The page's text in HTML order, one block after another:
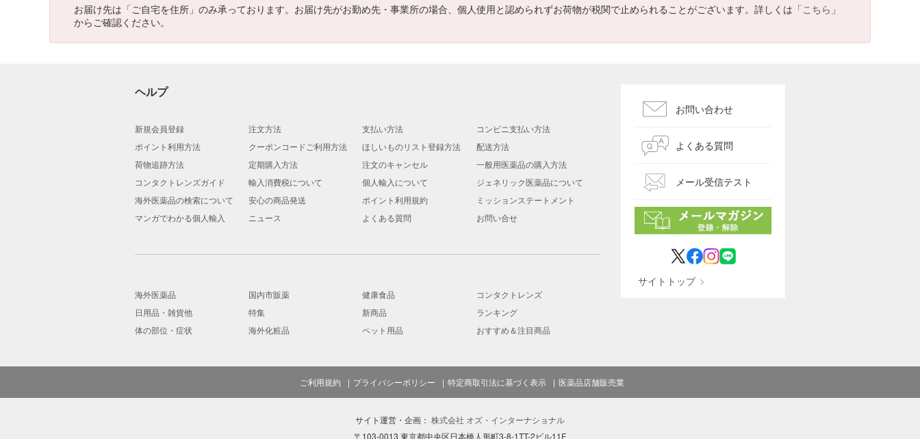
お届け先は「ご自宅を住所」のみ承っております。お届け先がお勤め先・事業所の場合、個人使用と認められずお荷物が税関で止められることがございます。詳しくは「こちら 」
からご確認ください。
ヘルプ
新規会員登録 注文方法 支払い方法
コンビニ支払い方法
ポイント利用方法
クーポンコードご利用方法 ほしいものリスト登録方法
配送方法
荷物追跡方法
定期購入方法 注文のキャンセル
一般用医薬品の購入方法
コンタクトレンズガイド
輸入消費税について 個人輸入について
ジェネリック医薬品について
海外医薬品の検索について
安心の商品発送 ポイント利用規約
ミッションステートメント
マンガでわかる個人輸入
ニュース よくある質問 お問い合せ
海外医薬品 国内市販薬 健康食品
コンタクトレンズ
日用品・雑貨他
特集 新商品
ランキング
体の部位・症状
海外化粧品 ペット用品 おすすめ＆注目商品
お問い合わせ
よくある質問
メール受信テスト
サイトトップ
ご利用規約 プライバシーポリシー 特定商取引法に基づく表示 医薬品店舗販売業
サイト運営・企画： 株式会社 オズ・インターナショナル
〒103-0013 東京都中央区日本橋人形町3-8-1TT-2ビル11F